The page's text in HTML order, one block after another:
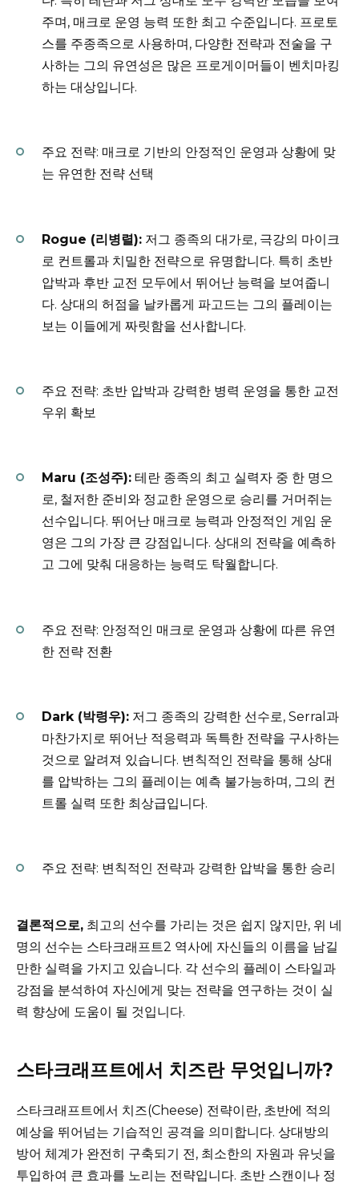
주며, 매크로 운영 능력 또한 최고 수준입니다. 프로토
스를 주종족으로 사용하며, 다양한 전략과 전술을 구
사하는 그의 유연성은 많은 프로게이머들이 벤치마킹
하는 대상입니다.
주요 전략: 매크로 기반의 안정적인 운영과 상황에 맞
는 유연한 전략 선택
Rogue (리병렬): 저그 종족의 대가로, 극강의 마이크
로 컨트롤과 치밀한 전략으로 유명합니다. 특히 초반
압박과 후반 교전 모두에서 뛰어난 능력을 보여줍니
다. 상대의 허점을 날카롭게 파고드는 그의 플레이는
보는 이들에게 짜릿함을 선사합니다.
주요 전략: 초반 압박과 강력한 병력 운영을 통한 교전
우위 확보
Maru (조성주): 테란 종족의 최고 실력자 중 한 명으
로, 철저한 준비와 정교한 운영으로 승리를 거머쥐는
선수입니다. 뛰어난 매크로 능력과 안정적인 게임 운
영은 그의 가장 큰 강점입니다. 상대의 전략을 예측하
고 그에 맞춰 대응하는 능력도 탁월합니다.
주요 전략: 안정적인 매크로 운영과 상황에 따른 유연
한 전략 전환
Dark (박령우): 저그 종족의 강력한 선수로, Serral과
마찬가지로 뛰어난 적응력과 독특한 전략을 구사하는
것으로 알려져 있습니다. 변칙적인 전략을 통해 상대
를 압박하는 그의 플레이는 예측 불가능하며, 그의 컨
트롤 실력 또한 최상급입니다.
주요 전략: 변칙적인 전략과 강력한 압박을 통한 승리
결론적으로, 최고의 선수를 가리는 것은 쉽지 않지만, 위 네
명의 선수는 스타크래프트2 역사에 자신들의 이름을 남길
만한 실력을 가지고 있습니다. 각 선수의 플레이 스타일과
강점을 분석하여 자신에게 맞는 전략을 연구하는 것이 실
력 향상에 도움이 될 것입니다.
스타크래프트에서 치즈란 무엇입니까?
스타크래프트에서 치즈(Cheese) 전략이란, 초반에 적의
예상을 뛰어넘는 기습적인 공격을 의미합니다. 상대방의
방어 체계가 완전히 구축되기 전, 최소한의 자원과 유닛을
투입하여 큰 효과를 노리는 전략입니다. 초반 스캔이나 정